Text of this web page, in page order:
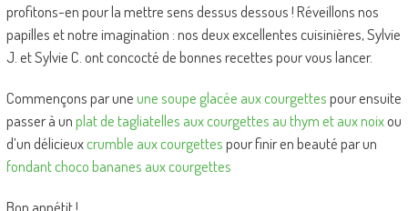
profitons-en pour la mettre sens dessus dessous ! Réveillons nos
papilles et notre imagination : nos deux excellentes cuisinières, Sylvie
J. et Sylvie C. ont concocté de bonnes recettes pour vous lancer.
Commençons par uneune soupe glacée aux courgettespour ensuite
passer à unplat de tagliatelles aux courgettes au thym et aux noixou
d’un délicieuxcrumble aux courgettespour finir en beauté par un
fondant choco bananes aux courgettes